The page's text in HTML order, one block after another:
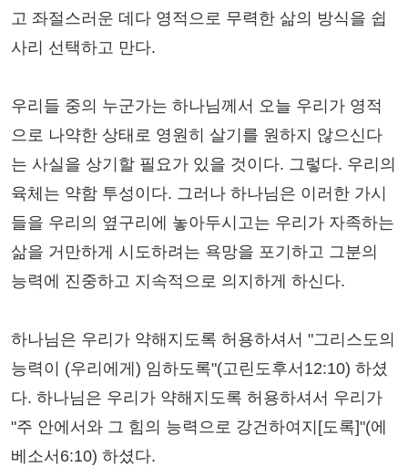
고 좌절스러운 데다 영적으로 무력한 삶의 방식을 쉽
사리 선택하고 만다.
우리들 중의 누군가는 하나님께서 오늘 우리가 영적
으로 나약한 상태로 영원히 살기를 원하지 않으신다
는 사실을 상기할 필요가 있을 것이다. 그렇다. 우리의
육체는 약함 투성이다. 그러나 하나님은 이러한 가시
들을 우리의 옆구리에 놓아두시고는 우리가 자족하는
삶을 거만하게 시도하려는 욕망을 포기하고 그분의
능력에 진중하고 지속적으로 의지하게 하신다.
하나님은 우리가 약해지도록 허용하셔서 "그리스도의
능력이 (우리에게) 임하도록"(고린도후서12:10) 하셨
다. 하나님은 우리가 약해지도록 허용하셔서 우리가
"주 안에서와 그 힘의 능력으로 강건하여지[도록]"(에
베소서6:10) 하셨다.